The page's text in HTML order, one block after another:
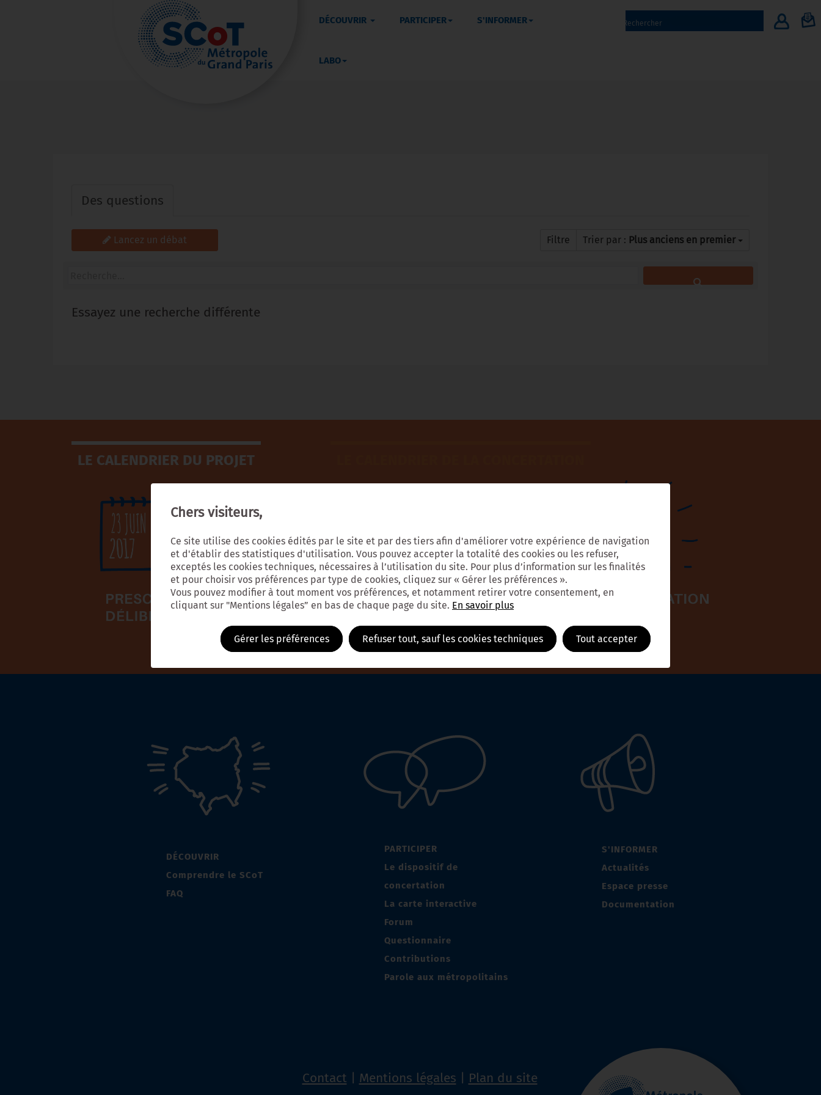
DÉCOUVRIR PARTICIPER S'INFORMER
LABO
Des questions
Lancez un débat Filtre Trier par : Plus anciens en premier
Essayez une recherche différente
LE CALENDRIER DU PROJET
DÉCOUVRIR
Comprendre le SCoT
FAQ
PARTICIPER
Le dispositif de
concertation
La carte interactive
Forum
Questionnaire
Contributions
Parole aux métropolitains
S'INFORMER
Actualités
Espace presse
Documentation
Contact Mentions légales Plan du site
Chers visiteurs,
Ce site utilise des cookies édités par le site et par des tiers afin d'améliorer votre expérience de navigation
et d'établir des statistiques d'utilisation. Vous pouvez accepter la totalité des cookies ou les refuser,
exceptés les cookies techniques, nécessaires à l’utilisation du site. Pour plus d’information sur les finalités
et pour choisir vos préférences par type de cookies, cliquez sur « Gérer les préférences ».
Vous pouvez modifier à tout moment vos préférences, et notamment retirer votre consentement, en
cliquant sur "Mentions légales” en bas de chaque page du site. En savoir plus
Gérer les préférences Refuser tout, sauf les cookies techniques Tout accepter